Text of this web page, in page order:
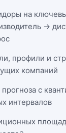
на
→
профили и
компаний
с
интервалов